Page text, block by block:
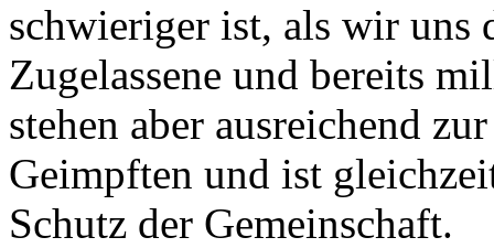
schwieriger ist, als wir uns
Zugelassene und bereits
stehen aber ausreichend
Geimpften und ist
Schutz der Gemeinschaft.